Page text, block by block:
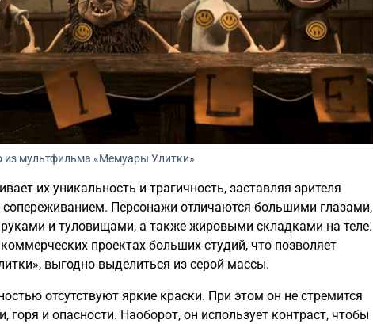
из мультфильма «Мемуары Улитки»
их уникальность и трагичность, заставляя зрителя
Персонажи отличаются большими глазами,
и туловищами, а также жировыми складками на теле.
проектах больших студий, что позволяет
выгодно выделиться из серой массы.
отсутствуют яркие краски. При этом он не стремится
и опасности. Наоборот, он использует контраст, чтобы